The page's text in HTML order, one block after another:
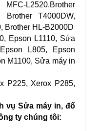
L2520,Brother
Brother T4000DW,
Brother HL-B2000D
Epson L1110, Sửa
L805, Epson
M1100, Sửa máy in
P225, Xerox P285,
vụ Sửa máy in, đổ
ty chúng tôi: